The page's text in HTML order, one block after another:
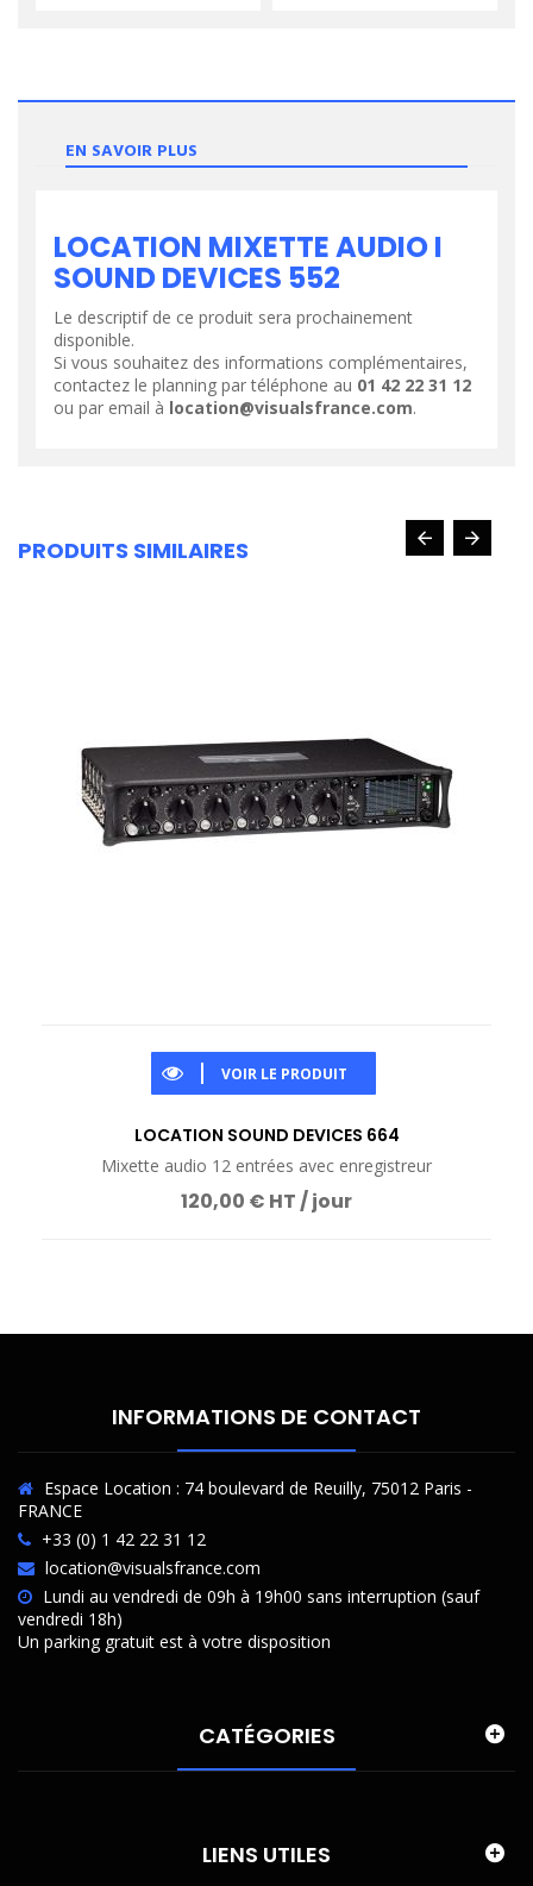
EN SAVOIR PLUS
LOCATION MIXETTE AUDIO I
SOUND DEVICES 552
Le descriptif de ce produit sera prochainement
disponible.
Si vous souhaitez des informations complémentaires,
contactez le planning par téléphone au 01 42 22 31 12
ou par email à location@visualsfrance.com.
PRODUITS SIMILAIRES
VOIR LE PRODUIT
LOCATION SOUND DEVICES 664
Mixette audio 12 entrées avec enregistreur
120,00 € HT / jour
INFORMATIONS DE CONTACT
Espace Location : 74 boulevard de Reuilly, 75012 Paris -
FRANCE
+33 (0) 1 42 22 31 12
location@visualsfrance.com
Lundi au vendredi de 09h à 19h00 sans interruption (sauf
vendredi 18h)
Un parking gratuit est à votre disposition
CATÉGORIES
LIENS UTILES